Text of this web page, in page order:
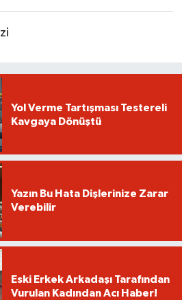
Yol Verme Tartışması Testereli
Kavgaya Dönüştü
Yazın Bu Hata Dişlerinize Zarar
Verebilir
Eski Erkek Arkadaşı Tarafından
Vurulan Kadından Acı Haber!